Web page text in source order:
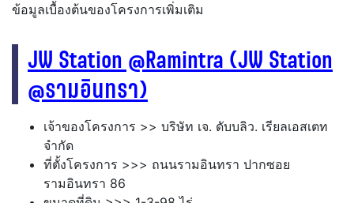
ข้อมูลเบื้องต้นของโครงการเพิ่มเติม
JW Station @Ramintra (JW Station
@รามอินทรา)
เจ้าของโครงการ >> บริษัท เจ. ดับบลิว. เรียลเอสเตท
จำกัด
ที่ตั้งโครงการ >>> ถนนรามอินทรา ปากซอย
รามอินทรา 86